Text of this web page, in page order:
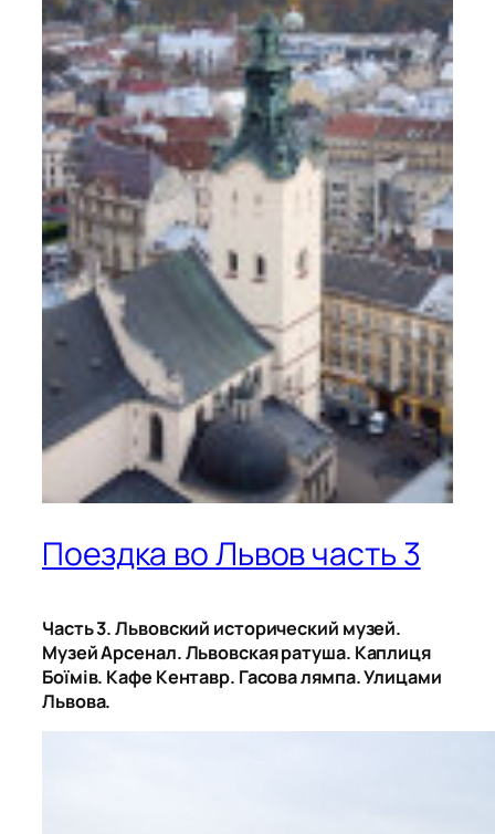
Поездка во Львов часть 3
Часть 3. Львовский исторический музей.
Музей Арсенал. Львовская ратуша. Каплиця
Боїмів. Кафе Кентавр. Гасова лямпа. Улицами
Львова.